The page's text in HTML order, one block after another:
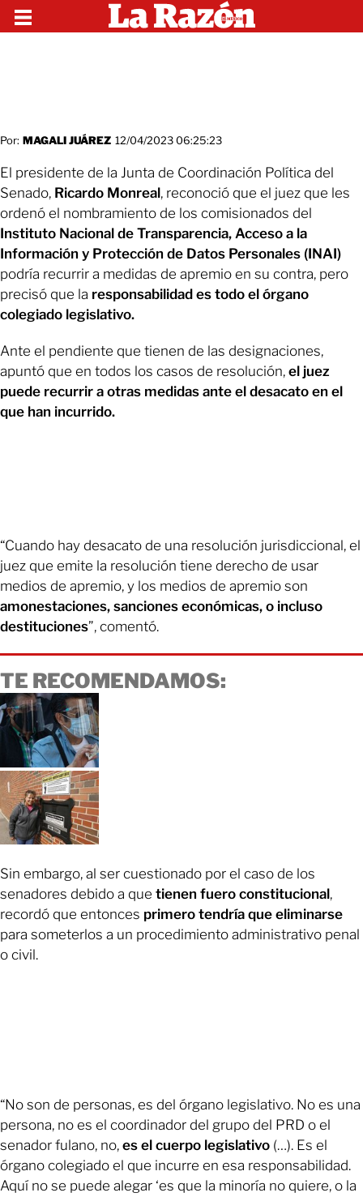
Por: MAGALI JUÁREZ 12/04/2023 06:25:23
El presidente de la Junta de Coordinación Política del
Senado, Ricardo Monreal, reconoció que el juez que les
ordenó el nombramiento de los comisionados del
Instituto Nacional de Transparencia, Acceso a la
Información y Protección de Datos Personales (INAI)
podría recurrir a medidas de apremio en su contra, pero
precisó que la responsabilidad es todo el órgano
colegiado legislativo.
Ante el pendiente que tienen de las designaciones,
apuntó que en todos los casos de resolución, el juez
puede recurrir a otras medidas ante el desacato en el
que han incurrido.
“Cuando hay desacato de una resolución jurisdiccional, el
juez que emite la resolución tiene derecho de usar
medios de apremio, y los medios de apremio son
amonestaciones, sanciones económicas, o incluso
destituciones”, comentó.
TE RECOMENDAMOS:
Sin embargo, al ser cuestionado por el caso de los
senadores debido a que tienen fuero constitucional,
recordó que entonces primero tendría que eliminarse
para someterlos a un procedimiento administrativo penal
o civil.
“No son de personas, es del órgano legislativo. No es una
persona, no es el coordinador del grupo del PRD o el
senador fulano, no, es el cuerpo legislativo (…). Es el
órgano colegiado el que incurre en esa responsabilidad.
Aquí no se puede alegar ‘es que la minoría no quiere, o la